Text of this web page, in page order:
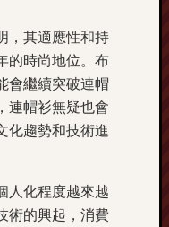
，其適應性和持
的時尚地位。布
會繼續突破連帽
連帽衫無疑也會
化趨勢和技術進
人化程度越來越
術的興起，消費